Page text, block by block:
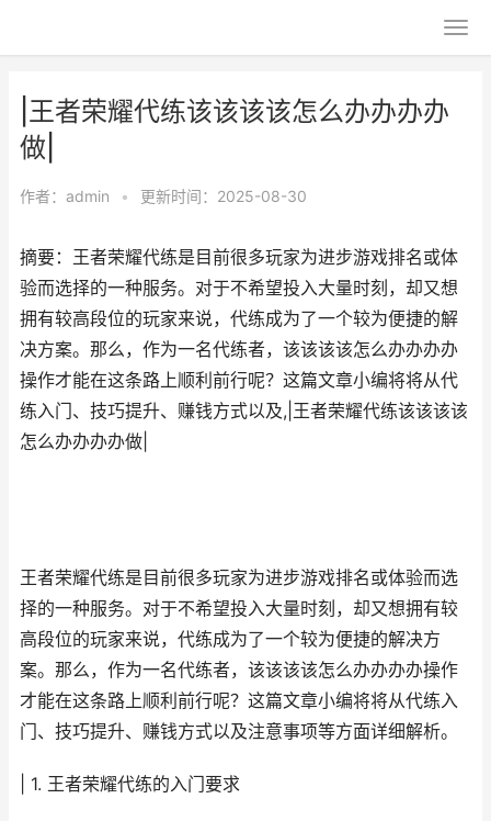
|王者荣耀代练该该该该怎么办办办办
做|
作者： admin • 更新时间：2025-08-30
摘要：王者荣耀代练是目前很多玩家为进步游戏排名或体
验而选择的一种服务。对于不希望投入大量时刻，却又想
拥有较高段位的玩家来说，代练成为了一个较为便捷的解
决方案。那么，作为一名代练者，该该该该怎么办办办办
操作才能在这条路上顺利前行呢？这篇文章小编将将从代
练入门、技巧提升、赚钱方式以及,|王者荣耀代练该该该该
怎么办办办办做|
王者荣耀代练是目前很多玩家为进步游戏排名或体验而选
择的一种服务。对于不希望投入大量时刻，却又想拥有较
高段位的玩家来说，代练成为了一个较为便捷的解决方
案。那么，作为一名代练者，该该该该怎么办办办办操作
才能在这条路上顺利前行呢？这篇文章小编将将从代练入
门、技巧提升、赚钱方式以及注意事项等方面详细解析。
| 1. 王者荣耀代练的入门要求